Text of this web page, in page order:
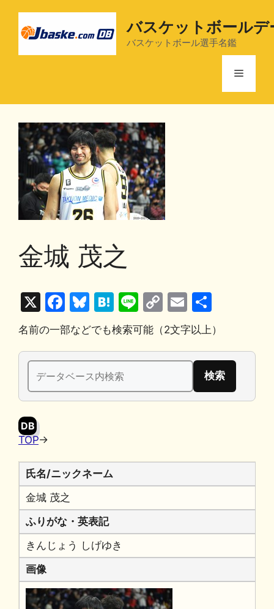
バスケットボールデ
バスケットボール選手名鑑
メ
金城 茂之
X
F
a
c
e
b
o
Bl
u
e
s
k
y
H
at
e
n
a
Li
n
e
C
o
p
y
n
E
m
ai
l
有
名前の一部などでも検索可能（2文字以上）
検
索:
DB
TOP→
氏名/ニックネーム
金城 茂之
ふりがな・英表記
きんじょう しげゆき
画像